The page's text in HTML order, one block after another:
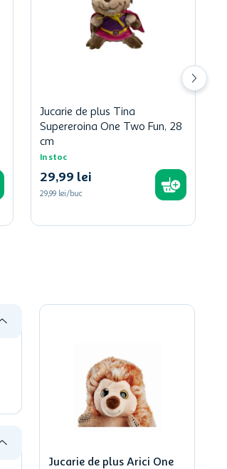
Jucarie de plus Tina
Supereroina One Two Fun, 28
cm
In stoc
29,99 lei
29,99 lei/buc
Jucarie de plus Arici One